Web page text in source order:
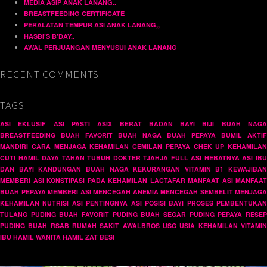
MEDIA ASIP ANAK LANANG..
BREASTFEEDING CERTIFICATE
PERALATAN TEMPUR ASI ANAK LANANG,,
HASBI’S B’DAY..
AWAL PERJUANGAN MENYUSUI ANAK LANANG
RECENT COMMENTS
TAGS
ASI EKLUSIF ASI PASTI ASIX BERAT BADAN BAYI
BIJI BUAH NAGA
BREASTFEEDING BUAH FAVORIT BUAH NAGA BUAH PEPAYA BUMIL AKTIF
MANDIRI CARA MENJAGA KEHAMILAN CEMILAN PEPAYA CHEK UP KEHAMILAN
CUTI HAMIL DAYA TAHAN TUBUH DOKTER TJAHJA FULL ASI HEBATNYA ASI IBU
DAN BAYI KANDUNGAN BUAH NAGA KEKURANGAN VITAMIN B1
KEWAJIBAN
MEMBERI ASI KONSTIPASI PADA KEHAMILAN LACTAFAR MANFAAT ASI MANFAAT
BUAH PEPAYA MEMBERI ASI MENCEGAH ANEMIA MENCEGAH SEMBELIT MENJAGA
KEHAMILAN NUTRISI ASI PENTINGNYA ASI POSISI BAYI PROSES PEMBENTUKAN
TULANG PUDING BUAH FAVORIT PUDING BUAH SEGAR PUDING PEPAYA RESEP
PUDING BUAH RSAB RUMAH SAKIT AWALBROS USG USIA KEHAMILAN VITAMIN
IBU HAMIL WANITA HAMIL ZAT BESI